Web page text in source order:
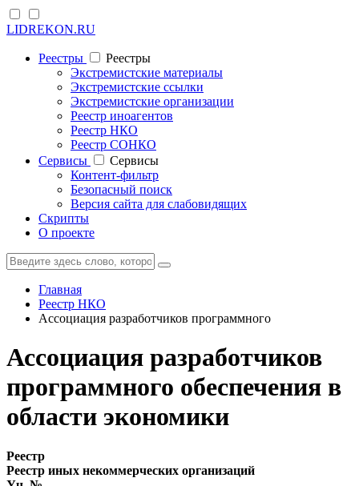
LIDREKON.RU
Реестры
Реестры
Экстремистские материалы
Экстремистские ссылки
Экстремистские организации
Реестр иноагентов
Реестр НКО
Реестр СОНКО
Cервисы
Cервисы
Контент-фильтр
Безопасный поиск
Версия сайта для слабовидящих
Скрипты
О проекте
Главная
Реестр НКО
Ассоциация разработчиков программного
Ассоциация разработчиков
программного обеспечения в
области экономики
Реестр
Реестр иных некоммерческих организаций